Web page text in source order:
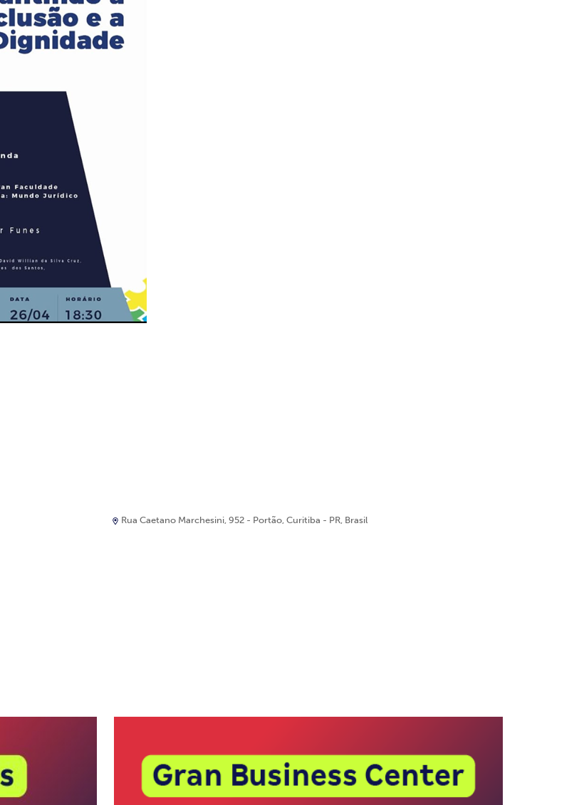
Rua Caetano Marchesini, 952 - Portão, Curitiba - PR, Brasil